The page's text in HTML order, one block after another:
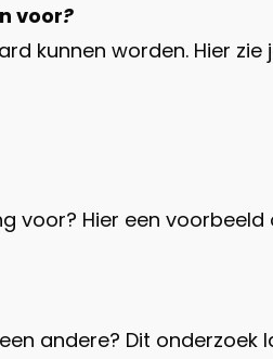
voor?
kunnen worden. Hier zie
voor? Hier een
andere? Dit onderzoek